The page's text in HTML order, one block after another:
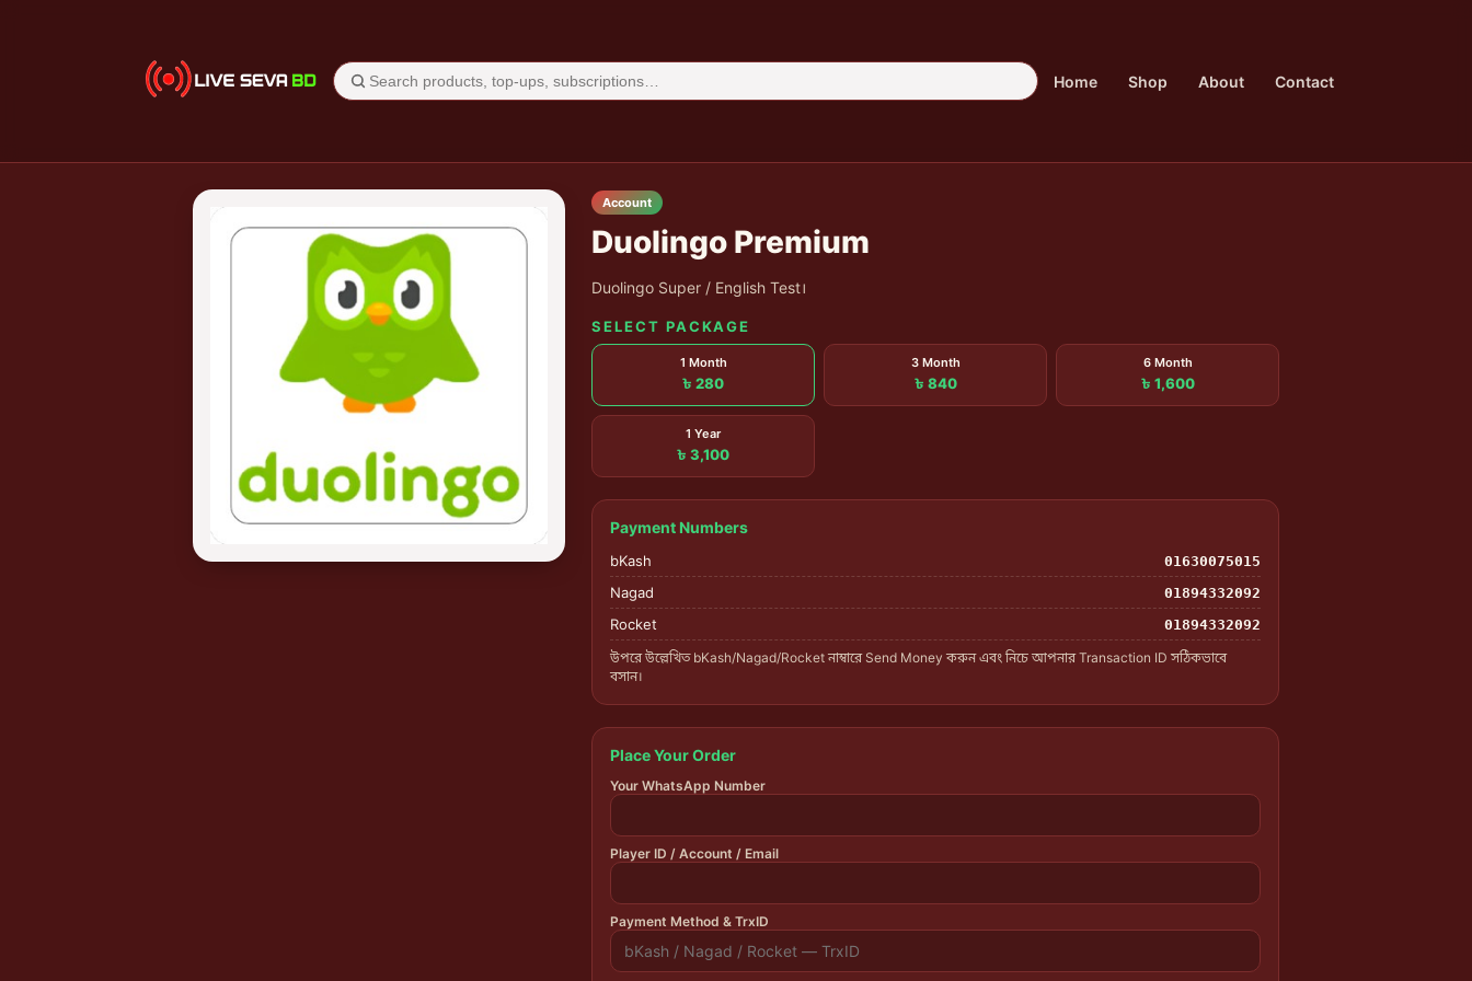
Home Shop About Contact
Account
Duolingo Premium
Duolingo Super / English Test।
SELECT PACKAGE
1 Month
৳ 280
3 Month
৳ 840
6 Month
৳ 1,600
1 Year
৳ 3,100
Payment Numbers
bKash 01630075015
Nagad 01894332092
Rocket 01894332092
উপরে উল্লেখিত bKash/Nagad/Rocket নাম্বারে Send Money করুন এবং নিচে আপনার Transaction ID সঠিকভাবে
বসান।
Place Your Order
Your WhatsApp Number
Player ID / Account / Email
Payment Method & TrxID